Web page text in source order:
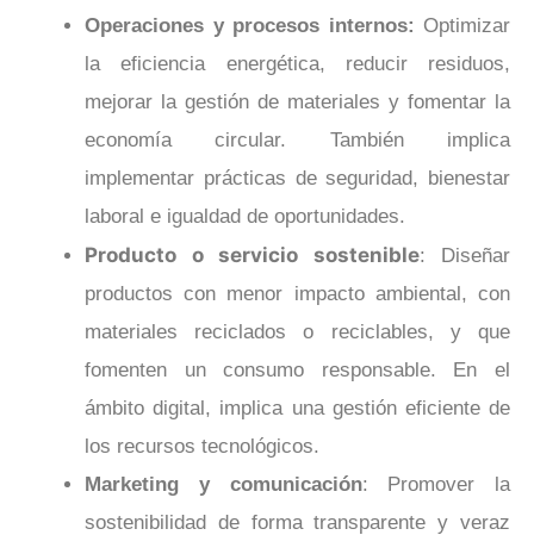
Operaciones y procesos internos: Optimizar
la eficiencia energética, reducir residuos,
mejorar la gestión de materiales y fomentar la
economía circular. También implica
implementar prácticas de seguridad, bienestar
laboral e igualdad de oportunidades.
Producto o servicio sostenible: Diseñar
productos con menor impacto ambiental, con
materiales reciclados o reciclables, y que
fomenten un consumo responsable. En el
ámbito digital, implica una gestión eficiente de
los recursos tecnológicos.
Marketing y comunicación: Promover la
sostenibilidad de forma transparente y veraz